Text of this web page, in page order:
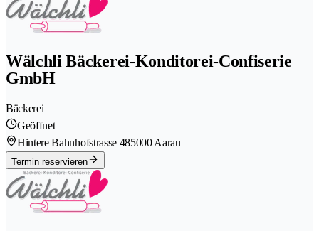
Wälchli Bäckerei-Konditorei-Confiserie
GmbH
Bäckerei
Geöffnet
Hintere Bahnhofstrasse 485000 Aarau
Termin reservieren